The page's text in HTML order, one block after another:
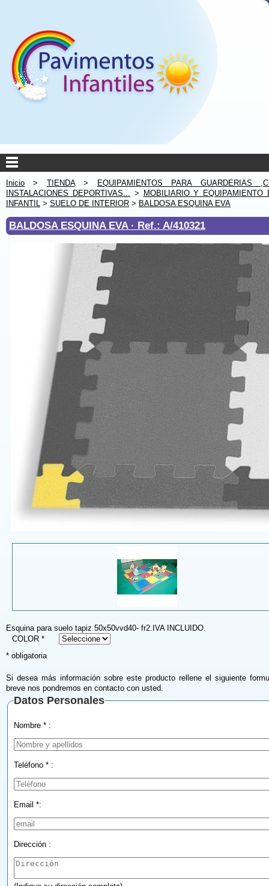
Inicio > TIENDA>
EQUIPAMIENTOS PARA GUARDERIAS
INSTALACIONES DEPORTIVAS... >
MOBILIARIO Y EQUIPAMIENTO
INFANTIL > SUELO DE INTERIOR > BALDOSA ESQUINA EVA
BALDOSA ESQUINA EVA · Ref.: A/410321
Esquina para suelo tapiz 50x50vvd40- fr2.IVA INCLUIDO.
COLOR *
* obligatoria
Si desea más información sobre este producto rellene el siguiente
breve nos pondremos en contacto con usted.
Datos Personales
Nombre * :
Teléfono * :
Email *:
Dirección :